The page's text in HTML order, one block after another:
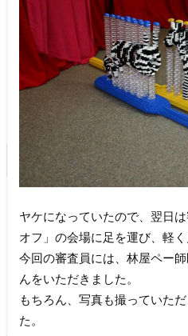
ヤケになっていたので、翌日
オフ」の会場に足を運び、軽く
今回の審査員には、林屋ペー
んをいただきました。
もちろん、写真も撮っていた
た。